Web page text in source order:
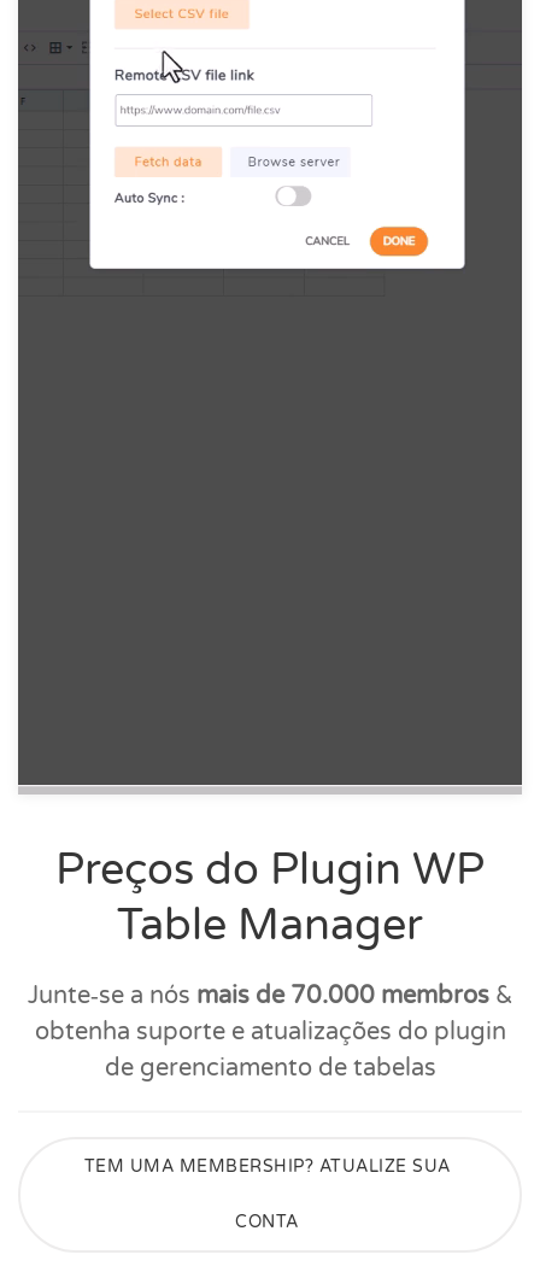
Preços do Plugin WP
Table Manager
Junte‑se a nós mais de 70.000 membros&
obtenha suporte e atualizações do plugin
de gerenciamento de tabelas
TEM UMA MEMBERSHIP? ATUALIZE SUA
CONTA